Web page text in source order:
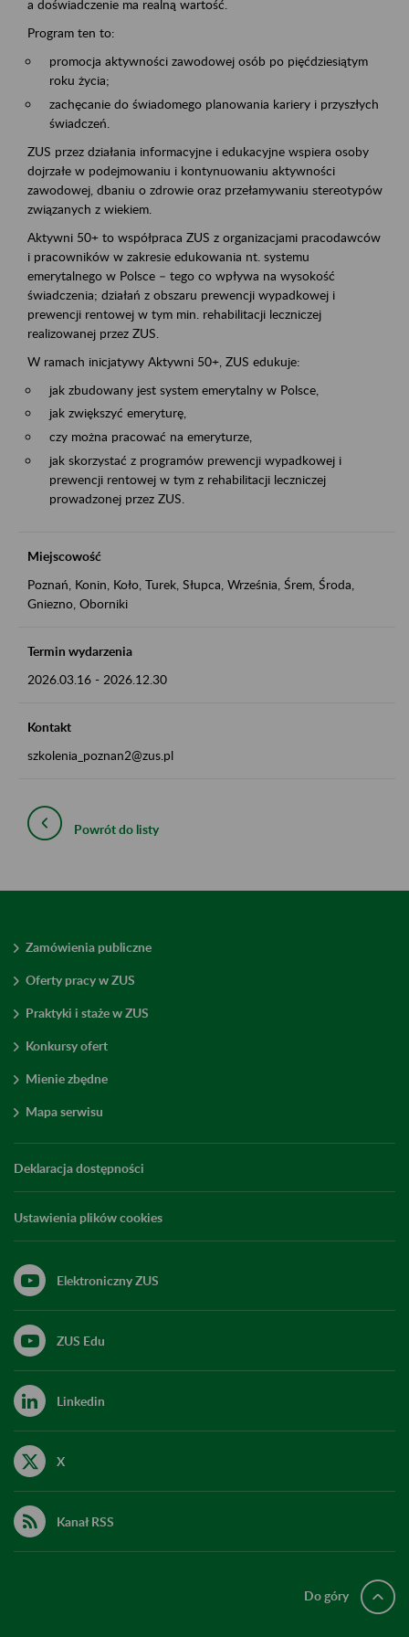
a doświadczenie ma realną wartość.
Program ten to:
promocja aktywności zawodowej osób po pięćdziesiątym
roku życia;
zachęcanie do świadomego planowania kariery i przyszłych
świadczeń.
ZUS przez działania informacyjne i edukacyjne wspiera osoby
dojrzałe w podejmowaniu i kontynuowaniu aktywności
zawodowej, dbaniu o zdrowie oraz przełamywaniu stereotypów
związanych z wiekiem.
Aktywni 50+ to współpraca ZUS z organizacjami pracodawców
i pracowników w zakresie edukowania nt. systemu
emerytalnego w Polsce – tego co wpływa na wysokość
świadczenia; działań z obszaru prewencji wypadkowej i
prewencji rentowej w tym min. rehabilitacji leczniczej
realizowanej przez ZUS.
W ramach inicjatywy Aktywni 50+, ZUS edukuje:
jak zbudowany jest system emerytalny w Polsce,
jak zwiększyć emeryturę,
czy można pracować na emeryturze,
jak skorzystać z programów prewencji wypadkowej i
prewencji rentowej w tym z rehabilitacji leczniczej
prowadzonej przez ZUS.
Miejscowość
Poznań, Konin, Koło, Turek, Słupca, Września, Śrem, Środa,
Gniezno, Oborniki
Termin wydarzenia
2026.03.16 - 2026.12.30
Kontakt
szkolenia_poznan2@zus.pl
Powrót do listy
Zamówienia publiczne
Oferty pracy w ZUS
Praktyki i staże w ZUS
Konkursy ofert
Mienie zbędne
Mapa serwisu
Deklaracja dostępności
Ustawienia plików cookies
Elektroniczny ZUS
ZUS Edu
Linkedin
X
Kanał RSS
Do góry